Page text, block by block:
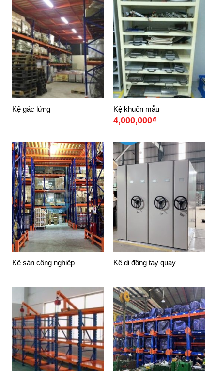
Kệ gác lửng Kệ khuôn mẫu
4,000,000₫
Kệ sàn công nghiệp Kệ di động tay quay